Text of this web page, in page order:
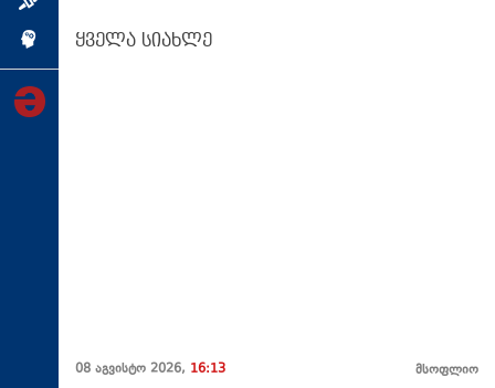
ინქვიზიცია
ყველა სიახლე
08 აგვისტო 2026, 16:13 მსოფლიო